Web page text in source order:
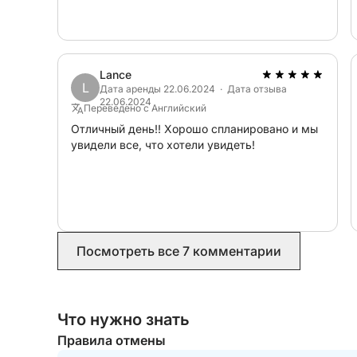
L
Lance
Дата аренды 22.06.2024 · Дата отзыва
22.06.2024
Переведено с Английский
Отличный день!! Хорошо спланировано и мы
увидели все, что хотели увидеть!
Посмотреть все 7 комментарии
Что нужно знать
Правила отмены